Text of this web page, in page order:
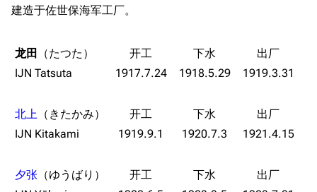
建造于佐世保海军工厂。
龙田
（たつた）
IJN Tatsuta
1917.7.24 1918.5.29 1919.3.31
北上 （きたかみ）
IJN Kitakami
1919.9.1 1920.7.3 1921.4.15
夕张 （ゆうばり）